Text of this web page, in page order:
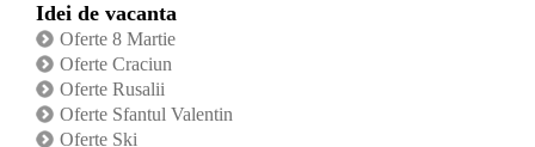
Idei de vacanta
Oferte 8 Martie
Oferte Craciun
Oferte Rusalii
Oferte Sfantul Valentin
Oferte Ski